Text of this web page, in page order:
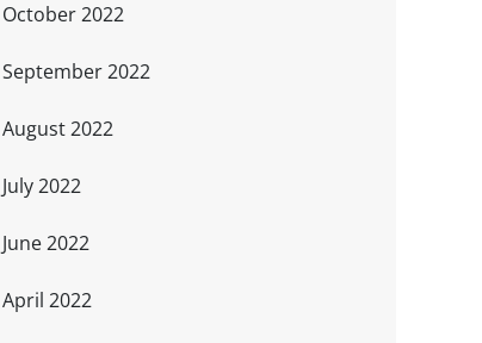
October 2022
September 2022
August 2022
July 2022
June 2022
April 2022